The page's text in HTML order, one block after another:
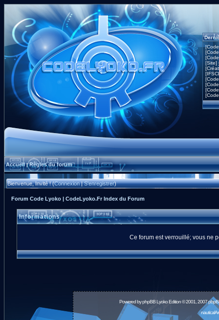
[Site]
Accueil|Règles du forum
Bienvenue, Invité ! (Connexion|S'enregistrer)
Forum Code Lyoko | CodeLyoko.Fr Index du Forum
Informations
Ce forum est verrouillé; vous ne
Powered byphpBBLyoko Edition © 2001, 2007